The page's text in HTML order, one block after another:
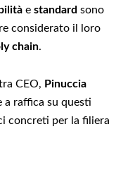
e standard sono
considerato il loro
chain.
CEO, Pinuccia
a raffica su questi
concreti per la filiera